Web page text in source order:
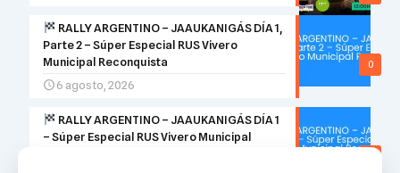
0
RALLY ARGENTINO – JAAUKANIGÁS DÍA 1,
Parte 2 – Súper Especial RUS Vivero
Municipal Reconquista
6 agosto, 2026
RALLY ARGENTINO – JAAUKANIGÁS DÍA 1
– Súper Especial RUS Vivero Municipal